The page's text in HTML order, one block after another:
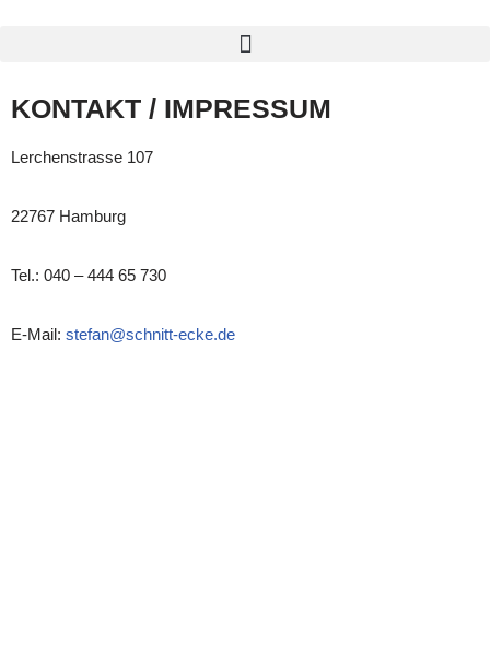
springen
KONTAKT / IMPRESSUM
Lerchenstrasse 107
22767 Hamburg
Tel.: 040 – 444 65 730
E-Mail: stefan@schnitt-ecke.de